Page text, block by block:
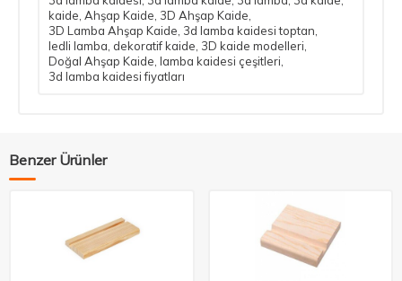
kaide Ahşap Kaide 3D Ahşap Kaide
3D Lamba Ahşap Kaide 3d lamba kaidesi toptan
ledli lamba dekoratif kaide 3D kaide modelleri
Doğal Ahşap Kaide lamba kaidesi çeşitleri
3d lamba kaidesi fiyatları
Benzer Ürünler